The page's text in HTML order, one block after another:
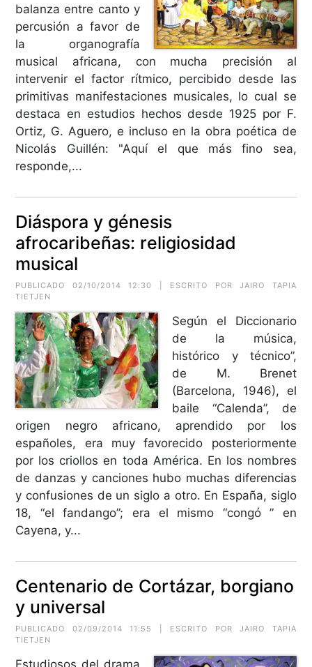
balanza entre canto y
percusión a favor de
la organografía
musical africana, con mucha precisión al
intervenir el factor rítmico, percibido desde las
primitivas manifestaciones musicales, lo cual se
destaca en estudios hechos desde 1925 por F.
Ortiz, G. Aguero, e incluso en la obra poética de
Nicolás Guillén: "Aquí el que más fino sea,
responde,...
Diáspora y génesis
afrocaribeñas: religiosidad
musical
PUBLICADO 02/10/2014 12:30 | ESCRITO POR JAIRO TAPIA
TIETJEN
Según el Diccionario
de la música,
histórico y técnico”,
de M. Brenet
(Barcelona, 1946), el
baile “Calenda”, de
origen negro africano, aprendido por los
españoles, era muy favorecido posteriormente
por los criollos en toda América. En los nombres
de danzas y canciones hubo muchas diferencias
y confusiones de un siglo a otro. En España, siglo
18, “el fandango”; era el mismo “congó ” en
Cayena, y...
Centenario de Cortázar, borgiano
y universal
PUBLICADO 02/09/2014 11:55 | ESCRITO POR JAIRO TAPIA
TIETJEN